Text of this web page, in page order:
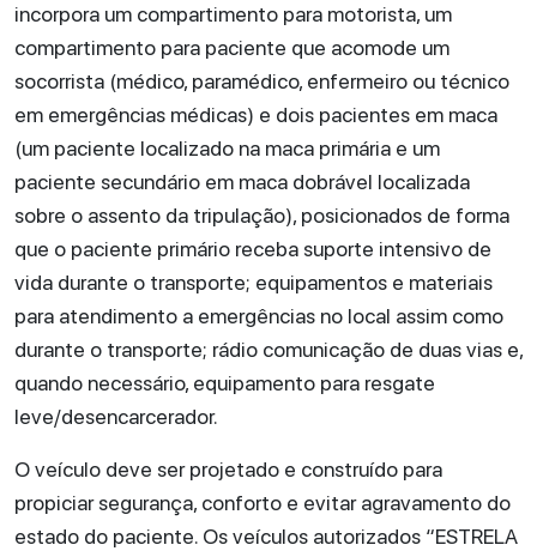
incorpora um compartimento para motorista, um
compartimento para paciente que acomode um
socorrista (médico, paramédico, enfermeiro ou técnico
em emergências médicas) e dois pacientes em maca
(um paciente localizado na maca primária e um
paciente secundário em maca dobrável localizada
sobre o assento da tripulação), posicionados de forma
que o paciente primário receba suporte intensivo de
vida durante o transporte; equipamentos e materiais
para atendimento a emergências no local assim como
durante o transporte; rádio comunicação de duas vias e,
quando necessário, equipamento para resgate
leve/desencarcerador.
O veículo deve ser projetado e construído para
propiciar segurança, conforto e evitar agravamento do
estado do paciente. Os veículos autorizados “ESTRELA